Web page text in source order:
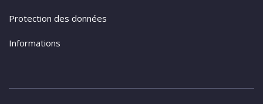
Protection des données
Informations